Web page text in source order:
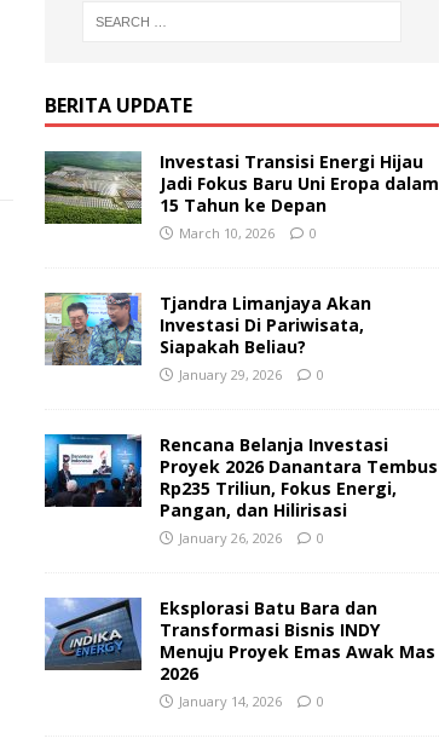
BERITA UPDATE
Investasi Transisi Energi Hijau
Jadi Fokus Baru Uni Eropa dalam
15 Tahun ke Depan
March 10, 2026 0
Tjandra Limanjaya Akan
Investasi Di Pariwisata,
Siapakah Beliau?
January 29, 2026 0
Rencana Belanja Investasi
Proyek 2026 Danantara Tembus
Rp235 Triliun, Fokus Energi,
Pangan, dan Hilirisasi
January 26, 2026 0
Eksplorasi Batu Bara dan
Transformasi Bisnis INDY
Menuju Proyek Emas Awak Mas
2026
January 14, 2026 0